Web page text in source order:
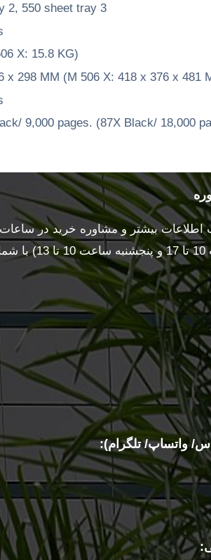
2, 550 sheet tray 3
X: 15.8 KG)
x 298 MM (M 506 X: 418 x 376 x 481
9,000 pages. (87X Black/ 18,000
بیشتر و مشاوره خرید در ساعات
چهارشنبه ساعت 10
واتساپ/ تلگرام):